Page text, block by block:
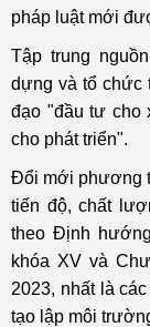
pháp luật mới
Tập trung
dựng và tổ chức
đạo "đầu tư cho
cho phát triển".
Đổi mới phương
tiến độ, chất
theo Định
khóa XV và
2023, nhất là
tạo lập môi